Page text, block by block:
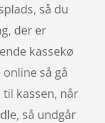
så du
der er
kassekø
så gå
kassen, når
så undgår